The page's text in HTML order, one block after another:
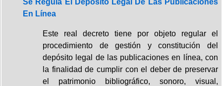
En Línea
Este real decreto tiene por objeto regular el
procedimiento de gestión y constitución del
depósito legal de las publicaciones en línea, con
la finalidad de cumplir con el deber de preservar
el patrimonio bibliográfico, sonoro, visual,